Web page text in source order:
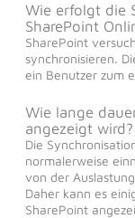
Wie erfolgt die
SharePoint
SharePoint
synchronisieren.
ein Benutzer zum
Wie lange
angezeigt wird?
Die
normalerweise
von der
Daher kann es
SharePoint